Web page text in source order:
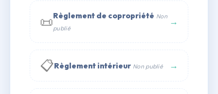
📜Règlement de copropriété Non
publié
→
📋Règlement intérieur Non publié →